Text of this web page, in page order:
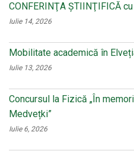
CONFERINŢA ŞTIINŢIFICĂ
Iulie 14, 2026
Mobilitate academică în
Iulie 13, 2026
Concursul la Fizică „În
Medvețki”
Iulie 6, 2026